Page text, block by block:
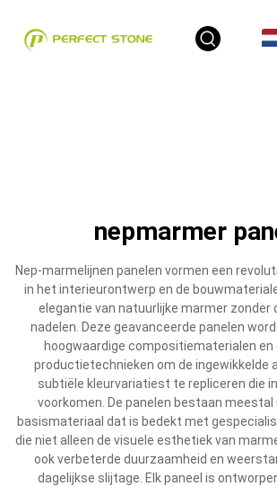
nepmarmer
Nep-marmelijnen panelen vormen een
in het interieurontwerp en de
elegantie van natuurlijke marmer zonder
nadelen. Deze geavanceerde panelen
hoogwaardige compositiematerialen en
productietechnieken om de ingewikkelde
subtiële kleurvariatiest te repliceren die
voorkomen. De panelen bestaan
basismateriaal dat is bedekt met
die niet alleen de visuele esthetiek van
ook verbeterde duurzaamheid en
dagelijkse slijtage. Elk paneel is